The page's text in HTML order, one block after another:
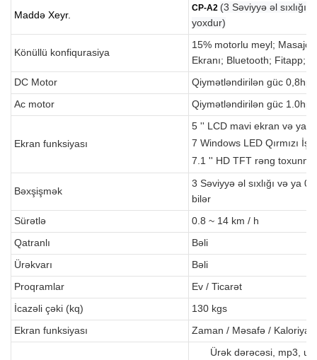
Maddə Xeyr.
CP-A2 (3 Səviyyə əl
yoxdur)
Könüllü konfiqurasiya
15% motorlu meyl;
Ekranı; Bluetooth; Fitapp;
DC Motor
Qiymətləndirilən güc
Ac motor
Qiymətləndirilən güc
Ekran funksiyası
5 '' LCD mavi ekran və ya
7 Windows LED Qırmızı
7.1 '' HD TFT rəng
Bəxşişmək
3 Səviyyə əl sıxlığı və ya
bilər
Sürətlə
0.8 ~ 14 km / h
Qatranlı
Bəli
Ürəkvarı
Bəli
Proqramlar
Ev / Ticarət
İcazəli çəki (kq)
130 kgs
Ekran funksiyası
Zaman / Məsafə / Kaloriya
Ürək dərəcəsi, mp3,